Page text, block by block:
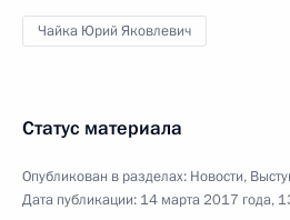
Чайка Юрий Яковлевич
Статус материала
Опубликован в разделах: Новости,
Дата публикации: 14 марта 2017 года,